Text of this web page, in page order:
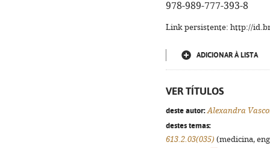
978-989-777-393-8
Link persistente: http://
ADICIONAR À LISTA
VER TÍTULOS
deste autor: Alexandra
destes temas:
613.2.03(035) (medicina,